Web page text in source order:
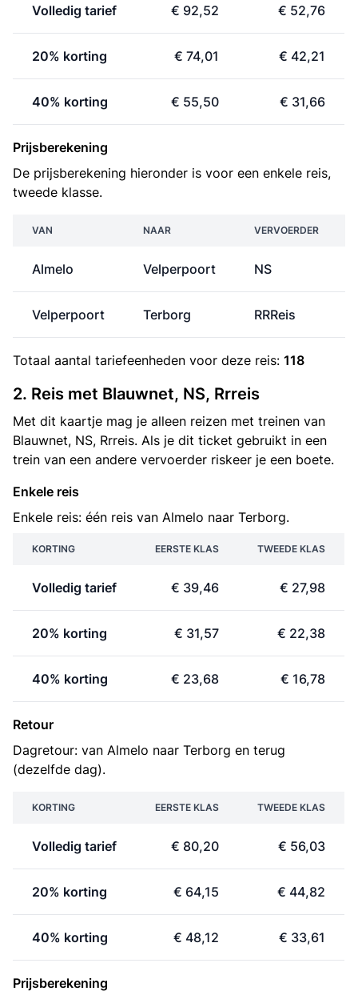
Volledig tarief € 92,52 € 52,76
20% korting € 74,01 € 42,21
40% korting € 55,50 € 31,66
Prijsberekening
De prijsberekening hieronder is voor een enkele reis,
tweede klasse.
VAN NAAR VERVOERDER
Almelo Velperpoort NS
Velperpoort Terborg RRReis
Totaal aantal tariefeenheden voor deze reis: 118
2. Reis met Blauwnet, NS, Rrreis
Met dit kaartje mag je alleen reizen met treinen van
Blauwnet, NS, Rrreis. Als je dit ticket gebruikt in een
trein van een andere vervoerder riskeer je een boete.
Enkele reis
Enkele reis: één reis van Almelo naar Terborg.
KORTING EERSTE KLAS TWEEDE KLAS
Volledig tarief € 39,46 € 27,98
20% korting € 31,57 € 22,38
40% korting € 23,68 € 16,78
Retour
Dagretour: van Almelo naar Terborg en terug
(dezelfde dag).
KORTING EERSTE KLAS TWEEDE KLAS
Volledig tarief € 80,20 € 56,03
20% korting € 64,15 € 44,82
40% korting € 48,12 € 33,61
Prijsberekening